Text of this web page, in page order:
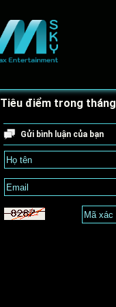
Tiêu điểm trong tháng
Gửi bình luận của bạn